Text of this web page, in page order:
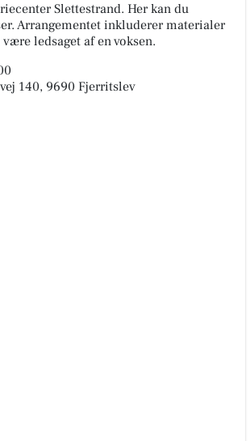
Slettestrand. Her kan du
Arrangementet inkluderer materialer
ledsaget af en voksen.
140, 9690 Fjerritslev